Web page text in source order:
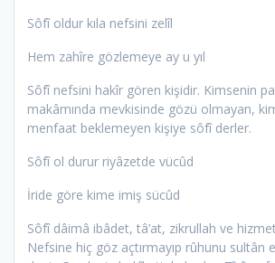
Sôfî oldur kıla nefsini zelîl
Hem zahîre gözlemeye ay u yıl
Sôfî nefsini hakîr gören kişidir. Kimsenin
makâmında mevkisinde gözü olmayan,
menfaat beklemeyen kişiye sôfî derler.
Sôfî ol durur riyâzetde vücûd
İride göre kime imiş sücûd
Sôfî dâimâ ibâdet, tâ’at, zikrullah ve
Nefsine hiç göz açtırmayıp rûhunu sultân